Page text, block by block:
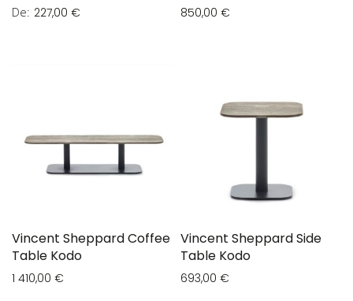
De 227,00 € 850,00 €
Vincent Sheppard Coffee
Table Kodo
1 410,00 €
Vincent Sheppard Side
Table Kodo
693,00 €